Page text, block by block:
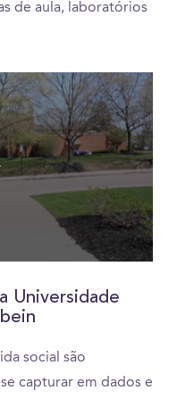
de aula, laboratórios
Universidade
social são
capturar em dados e